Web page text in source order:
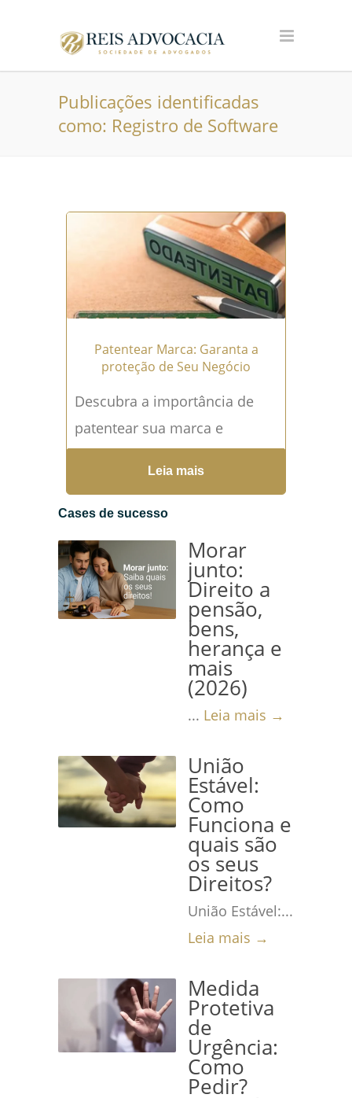
Publicações identificadas
como: Registro de Software
Patentear Marca: Garanta a
proteção de Seu Negócio
Descubra a importância de
patentear sua marca e
proteger seu negócio. Leia
agora e proteja seu
patrimônio com a expertise
Leia mais
Cases de sucesso
Morar
junto:
Direito a
pensão,
bens,
herança e
mais
(2026)
... Leia mais →
União
Estável:
Como
Funciona e
quais são
os seus
Direitos?
União Estável:...
Leia mais →
Medida
Protetiva
de
Urgência:
Como
Pedir?